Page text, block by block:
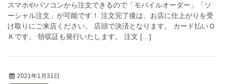
スマホやパソコンから注文できるので「モバイルオーダー」「ソ
ーシャル注文」が可能です！ 注文完了後は、お店に仕上がりを受
け取りにご来店ください。 店頭で決済となります。 カード払いＯ
Ｋです。 領収証も発行いたします。 注文 […]
2021年1月31日